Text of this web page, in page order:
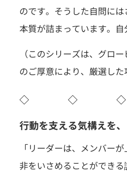
のです。そうした自問に
本質が詰まっています。自
（このシリーズは、グロ
のご厚意により、厳選し
◇ ◇ ◇
行動を支える気構えを
「リーダーは、メンバー
非をいさめることができ